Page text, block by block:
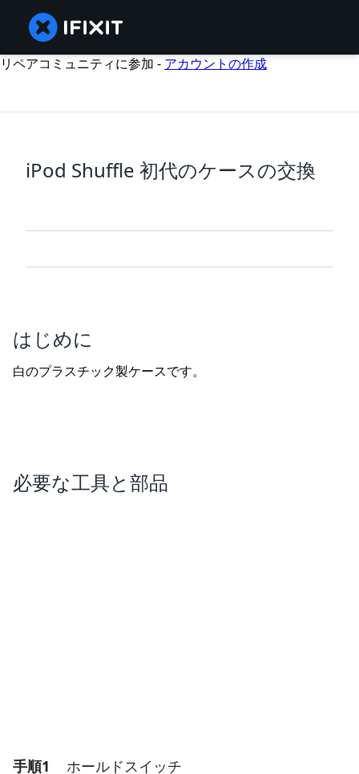
リペアコミュニティに参加 - アカウントの作成
iPod Shuffle 初代のケースの交換
はじめに
白のプラスチック製ケースです。
必要な工具と部品
手順1 ホールドスイッチ